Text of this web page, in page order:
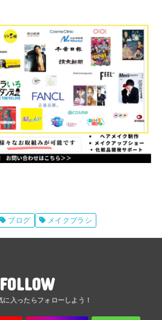
ブログ メイクブラシ
FOLLOW